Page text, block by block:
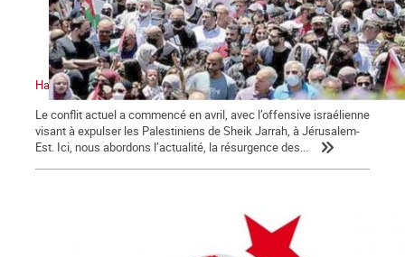
Halte à l’attaque israélienne. Vive la résistance palestinienne
Le conflit actuel a commencé en avril, avec l’offensive israélienne
visant à expulser les Palestiniens de Sheik Jarrah, à Jérusalem-
Est. Ici, nous abordons l’actualité, la résurgence des...